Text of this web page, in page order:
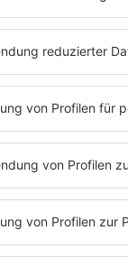
Bietigheim-
am 26. April
die Projektile
im Kontext
wird
Es gebe keine